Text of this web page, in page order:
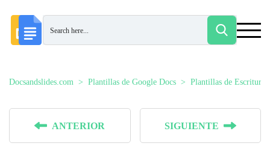
Docsandslides.com Plantillas de Google Docs Plantillas de Escrituras
ANTERIOR SIGUIENTE